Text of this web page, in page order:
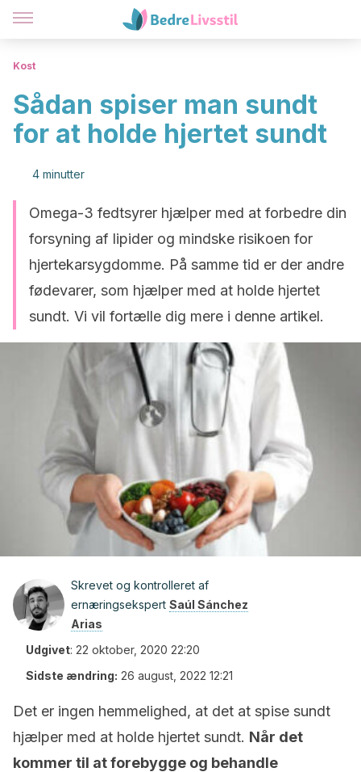
Kost
Sådan spiser man sundt
for at holde hjertet sundt
4 minutter
Omega-3 fedtsyrer hjælper med at forbedre din
forsyning af lipider og mindske risikoen for
hjertekarsygdomme. På samme tid er der andre
fødevarer, som hjælper med at holde hjertet
sundt. Vi vil fortælle dig mere i denne artikel.
Skrevet og kontrolleret af
ernæringsekspert Saúl Sánchez
Arias
Udgivet: 22 oktober, 2020 22:20
Sidste ændring: 26 august, 2022 12:21
Det er ingen hemmelighed, at det at spise sundt
hjælper med at holde hjertet sundt. Når det
kommer til at forebygge og behandle